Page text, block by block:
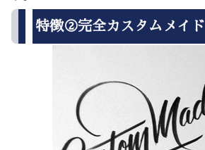
特徴②完全カスタムメイド